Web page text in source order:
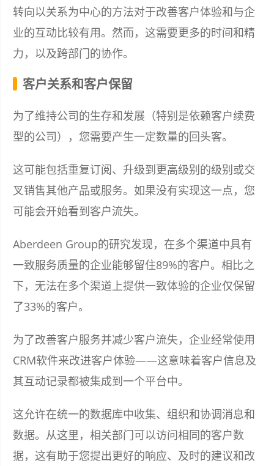
转向以关系为中心的方法对于改善客户体验和与企
业的互动比较有用。然而，这需要更多的时间和精
力，以及跨部门的协作。
客户关系和客户保留
为了维持公司的生存和发展（特别是依赖客户续费
型的公司），您需要产生一定数量的回头客。
这可能包括重复订阅、升级到更高级别的级别或交
叉销售其他产品或服务。如果没有实现这一点，您
可能会开始看到客户流失。
Aberdeen Group的研究发现，在多个渠道中具有
一致服务质量的企业能够留住89%的客户。相比之
下，无法在多个渠道上提供一致体验的企业仅保留
了33%的客户。
为了改善客户服务并减少客户流失，企业经常使用
CRM软件来改进客户体验——这意味着客户信息及
其互动记录都被集成到一个平台中。
这允许在统一的数据库中收集、组织和协调消息和
数据。从这里，相关部门可以访问相同的客户数
据，这有助于您提出更好的响应、及时的建议和改